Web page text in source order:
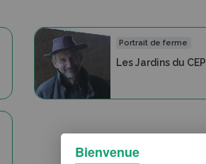
Portrait de ferme
Les Jardins du CEP
Bienvenue